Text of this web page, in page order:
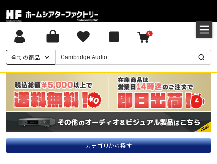
全ての商品
0
カテゴリから探す